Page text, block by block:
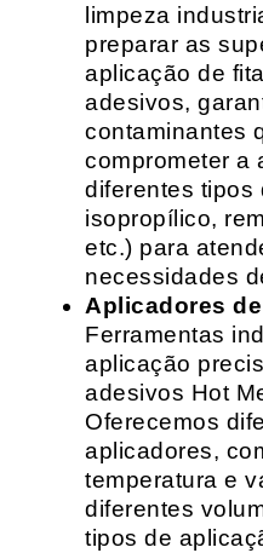
limpeza
preparar as
aplicação de
adesivos,
contaminantes
comprometer a
diferentes tipos
isopropílico,
etc.) para
necessidades
Aplicadores
Ferramentas
aplicação
adesivos Hot
Oferecemos
aplicadores,
temperatura e
diferentes
tipos de